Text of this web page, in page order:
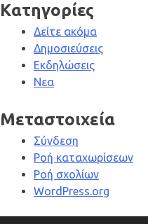
Kατηγορίες
Δείτε ακόμα
Δημοσιεύσεις
Εκδηλώσεις
Νεα
Μεταστοιχεία
Σύνδεση
Ροή καταχωρίσεων
Ροή σχολίων
WordPress.org